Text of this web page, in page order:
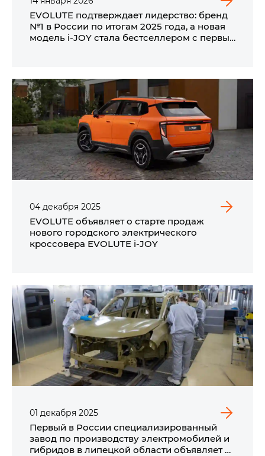
EVOLUTE подтверждает лидерство: бренд
№1 в России по итогам 2025 года, а новая
модель i‑JOY стала бестселлером с первых
04 декабря 2025
EVOLUTE объявляет о старте продаж
нового городского электрического
кроссовера EVOLUTE i‑JOY
01 декабря 2025
Первый в России специализированный
завод по производству электромобилей и
гибридов в липецкой области объявляет о